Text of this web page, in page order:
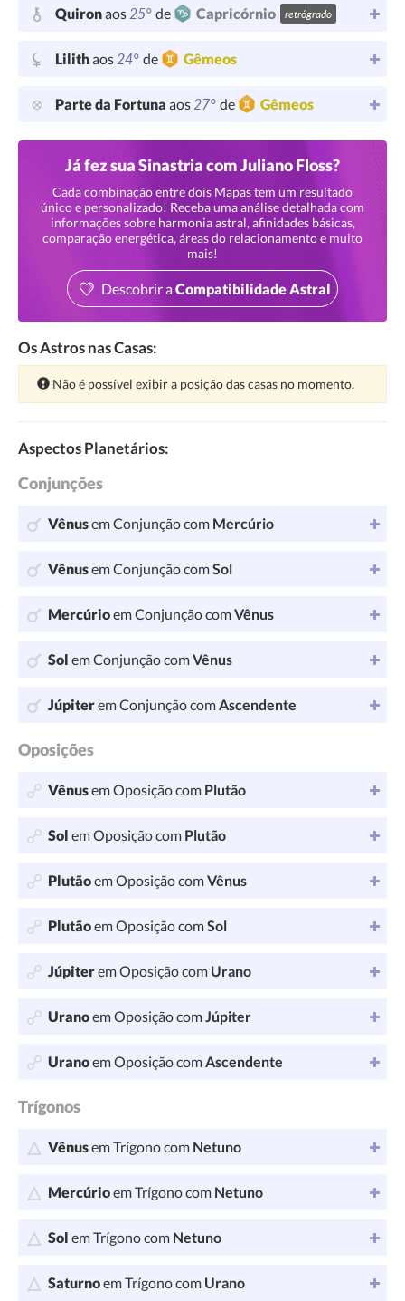
Quironaos25° de Capricórnio retrógrado
Lilithaos24° de Gêmeos
Parte da Fortuna aos27° de Gêmeos
Já fez sua Sinastria com Juliano Floss?
Cada combinação entre dois Mapas tem um resultado
único e personalizado! Receba uma análise detalhada com
informações sobre harmonia astral, afinidades básicas,
comparação energética, áreas do relacionamento e muito
mais!
Descobrir aCompatibilidade Astral
Os Astros nas Casas:
Atenção:
Não é possível exibir a posição das casas no momento.
Aspectos Planetários:
Conjunções
Vênusem Conjunção com Mercúrio
Vênusem Conjunção comSol
Mercúrioem Conjunção comVênus
Sol em Conjunção comVênus
Júpiterem Conjunção comAscendente
Oposições
Vênusem Oposição com Plutão
Sol em Oposição com Plutão
Plutãoem Oposição comVênus
Plutãoem Oposição comSol
Júpiterem Oposição com Urano
Uranoem Oposição comJúpiter
Uranoem Oposição comAscendente
Trígonos
Vênusem Trígono com Netuno
Mercúrioem Trígono com Netuno
Sol em Trígono com Netuno
Saturnoem Trígono com Urano